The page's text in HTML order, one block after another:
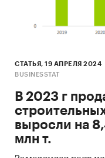
СТАТЬЯ, 19 АПРЕЛЯ 2024
BUSINESSTAT
В 2023 г
выросли на
млн т.